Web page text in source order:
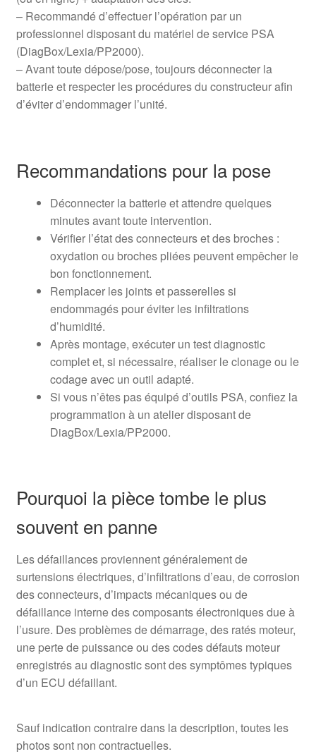
– Recommandé d’effectuer l’opération par un
professionnel disposant du matériel de service PSA
(DiagBox/Lexia/PP2000).
– Avant toute dépose/pose, toujours déconnecter la
batterie et respecter les procédures du constructeur afin
d’éviter d’endommager l’unité.
Recommandations pour la pose
Déconnecter la batterie et attendre quelques
minutes avant toute intervention.
Vérifier l’état des connecteurs et des broches :
oxydation ou broches pliées peuvent empêcher le
bon fonctionnement.
Remplacer les joints et passerelles si
endommagés pour éviter les infiltrations
d’humidité.
Après montage, exécuter un test diagnostic
complet et, si nécessaire, réaliser le clonage ou le
codage avec un outil adapté.
Si vous n’êtes pas équipé d’outils PSA, confiez la
programmation à un atelier disposant de
DiagBox/Lexia/PP2000.
Pourquoi la pièce tombe le plus
souvent en panne
Les défaillances proviennent généralement de
surtensions électriques, d’infiltrations d’eau, de corrosion
des connecteurs, d’impacts mécaniques ou de
défaillance interne des composants électroniques due à
l’usure. Des problèmes de démarrage, des ratés moteur,
une perte de puissance ou des codes défauts moteur
enregistrés au diagnostic sont des symptômes typiques
d’un ECU défaillant.
Sauf indication contraire dans la description, toutes les
photos sont non contractuelles.